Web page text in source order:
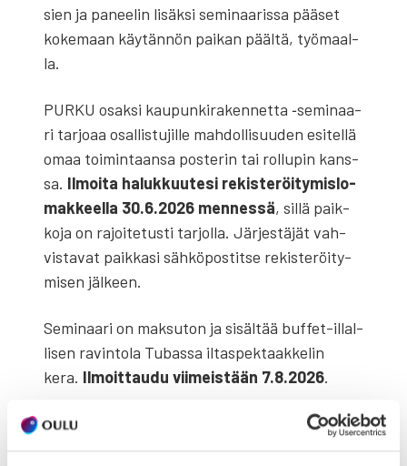
sien ja panee­lin lisäk­si semi­naa­ris­sa pää­set
koke­maan käy­tän­nön pai­kan pääl­tä, työ­maal­
la.
PURKU osak­si kau­pun­ki­ra­ken­net­ta ‑semi­naa­
ri tar­jo­aa osal­lis­tu­jil­le mah­dol­li­suu­den esi­tel­lä
omaa toi­min­taan­sa pos­te­rin tai rol­lu­pin kans­
sa. Ilmoi­ta haluk­kuu­te­si rekis­te­röi­ty­mis­lo­
mak­keel­la 30.6.2026 men­nes­sä, sil­lä paik­
ko­ja on rajoi­te­tus­ti tar­jol­la. Jär­jes­tä­jät vah­
vis­ta­vat paik­ka­si säh­kö­pos­tit­se rekis­te­röi­ty­
mi­sen jäl­keen.
Semi­naa­ri on mak­su­ton ja sisäl­tää buf­fet-illal­
li­sen ravin­to­la Tubas­sa iltas­pek­taak­ke­lin
kera. Ilmoit­tau­du vii­meis­tään 7.8.2026.
https://www.oulu.fi/fi/tapahtumat/purku-
osaksi-kaupunkirakennetta-seminaari